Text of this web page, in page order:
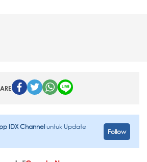
IDX Channeluntuk Update
Follow